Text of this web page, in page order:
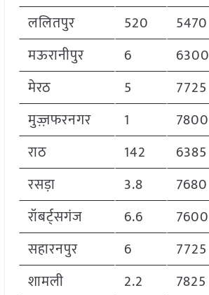
ललितपुर
520 5470
मऊरानीपुर
6 6300
मेरठ
5 7725
मुज़्ज़फरनगर
1 7800
राठ
142 6385
रसड़ा
3.8 7680
रॉबर्ट्सगंज
6.6 7600
सहारनपुर
6 7725
शामली
2.2 7825